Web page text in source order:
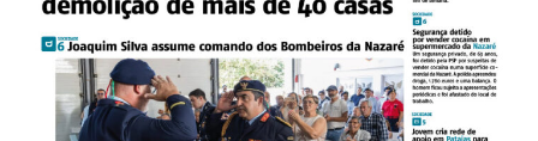
12 meses
Edição em papel entregue à Quinta-feira em sua